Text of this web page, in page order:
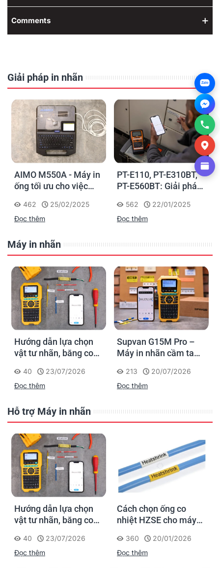
Comments
Giải pháp in nhãn
AIMO M550A - Máy in
ống tối ưu cho việc
nhận diện cáp điện,
cáp mạng
462
25/02/2025
Đọc thêm
PT-E110, PT-E310BT,
PT-E560BT: Giải pháp
nghiệp của Brother
562
22/01/2025
Đọc thêm
Máy in nhãn
Hướng dẫn lựa chọn
vật tư nhãn, băng co
Supvan G15M Pro
40
23/07/2026
Đọc thêm
Supvan G15M Pro –
Máy in nhãn cầm tay
dấu một lần, tra cứu
trọn đời công trình
213
20/07/2026
Đọc thêm
Hỗ trợ Máy in nhãn
Hướng dẫn lựa chọn
vật tư nhãn, băng co
Supvan G15M Pro
40
23/07/2026
Đọc thêm
Cách chọn ống co
nhiệt HZSE cho máy in
360
20/01/2026
Đọc thêm
Zalo